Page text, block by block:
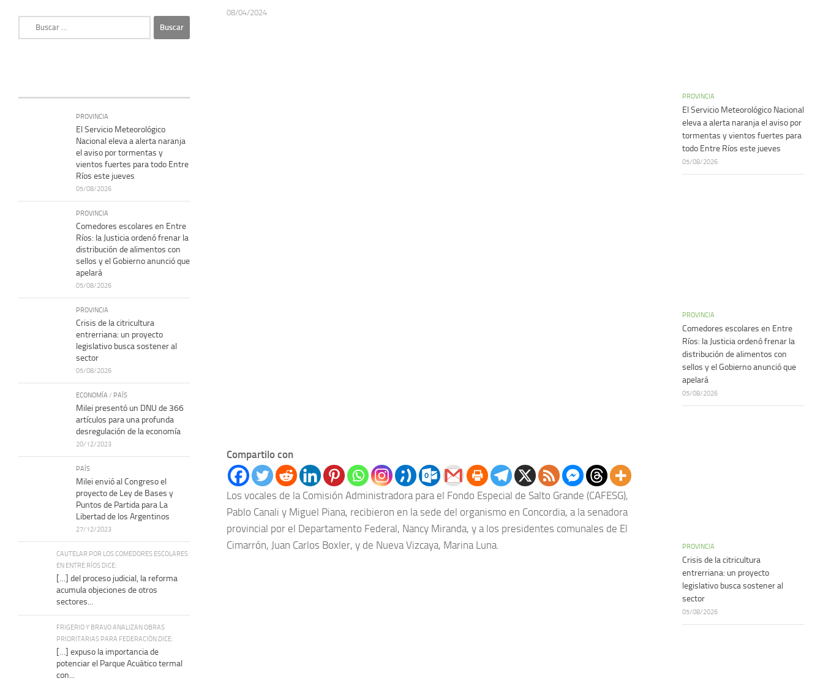
08/04/2024
Compartilo con
Los vocales de la Comisión Administradora para el Fondo Especial de Salto Grande (CAFESG),
Pablo Canali y Miguel Piana, recibieron en la sede del organismo en Concordia, a la senadora
provincial por el Departamento Federal, Nancy Miranda, y a los presidentes comunales de El
Cimarrón, Juan Carlos Boxler, y de Nueva Vizcaya, Marina Luna.
PROVINCIA
El Servicio Meteorológico
Nacional eleva a alerta naranja
el aviso por tormentas y
vientos fuertes para todo Entre
Ríos este jueves
05/08/2026
PROVINCIA
Comedores escolares en Entre
Ríos: la Justicia ordenó frenar la
distribución de alimentos con
sellos y el Gobierno anunció que
apelará
05/08/2026
PROVINCIA
Crisis de la citricultura
entrerriana: un proyecto
legislativo busca sostener al
sector
05/08/2026
ECONOMÍA / PAÍS
Milei presentó un DNU de 366
artículos para una profunda
desregulación de la economía
20/12/2023
PAÍS
Milei envió al Congreso el
proyecto de Ley de Bases y
Puntos de Partida para La
Libertad de los Argentinos
27/12/2023
CAUTELAR POR LOS COMEDORES ESCOLARES
EN ENTRE RÍOS DICE:
[…] del proceso judicial, la reforma
acumula objeciones de otros
sectores...
FRIGERIO Y BRAVO ANALIZAN OBRAS
PRIORITARIAS PARA FEDERACIÓN DICE:
[…] expuso la importancia de
potenciar el Parque Acuático termal
con...
PROVINCIA
El Servicio Meteorológico Nacional
eleva a alerta naranja el aviso por
tormentas y vientos fuertes para
todo Entre Ríos este jueves
05/08/2026
PROVINCIA
Comedores escolares en Entre
Ríos: la Justicia ordenó frenar la
distribución de alimentos con
sellos y el Gobierno anunció que
apelará
05/08/2026
PROVINCIA
Crisis de la citricultura
entrerriana: un proyecto
legislativo busca sostener al
sector
05/08/2026